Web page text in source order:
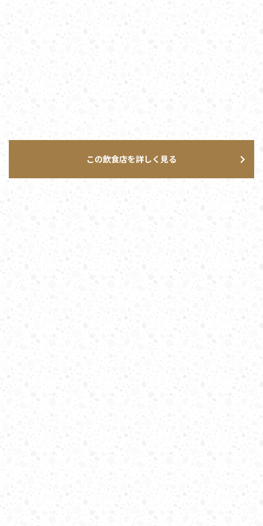
この飲食店を詳しく見る